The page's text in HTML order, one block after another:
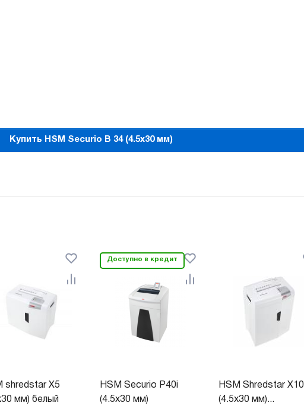
Купить HSM Securio B 34 (4.5х30 мм)
shredstar X5
мм) белый
Доступно в кредит
HSM Securio P40i
(4.5x30 мм)
HSM Shredstar X10
(4.5x30 мм)...